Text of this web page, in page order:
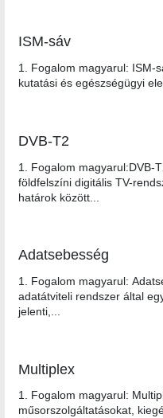
ISM-sáv
1. Fogalom magyarul: ISM-
kutatási és egészségügyi
DVB-T2
1. Fogalom magyarul:DVB-
földfelszíni digitális TV-
határok között...
Adatsebesség
1. Fogalom magyarul:
adatátviteli rendszer által
jelenti,...
Multiplex
1. Fogalom magyarul:
műsorszolgáltatásokat,